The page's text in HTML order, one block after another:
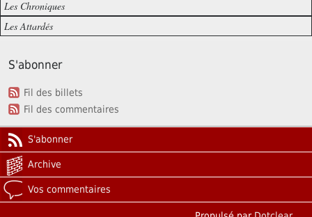
Les Chroniques
Les Attardés
S'abonner
Fil des billets
Fil des commentaires
S'abonner
Archive
Vos commentaires